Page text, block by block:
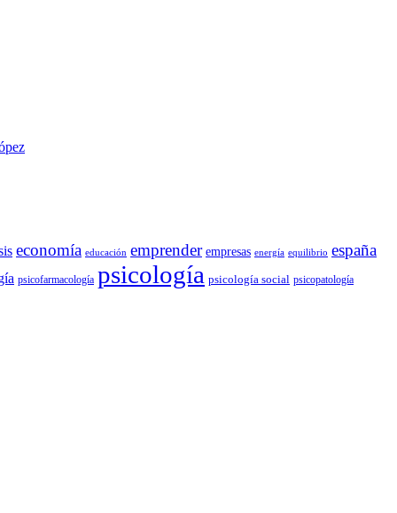
economía educación emprender empresas energía equilibrio españa
psicofarmacología psicología psicología social psicopatología